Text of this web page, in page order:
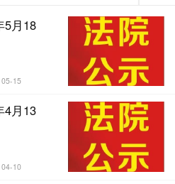
5月18
05-15
4月13
04-10